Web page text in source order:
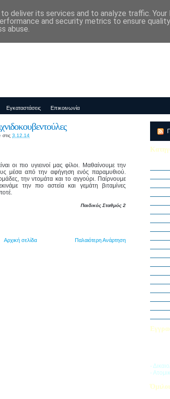
Νηπιαγωγείο "ΔΕΛΑΣΑΛ"
Εγκαταστάσεις Επικοινωνία
στις 3.12.14
οι πιο υγιεινοί μας φίλοι. Μαθαίνουμε την
μέσα από την αφήγηση ενός παραμυθιού.
την ντομάτα και το αγγούρι. Παίρνουμε
την πιο αστεία και γεμάτη βιταμίνες
Παιδικός Σταθμός 2
Παλαιότερη Ανάρτηση
Αρχική σελίδα
-
-
deliver its services and to analyze traffic. Your
and security metrics to ensure
abuse.